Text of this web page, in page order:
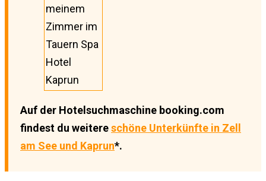
meinem
Zimmer im
Tauern Spa
Hotel
Kaprun
Auf der Hotelsuchmaschine booking.com
findest du weitereschöne Unterkünfte in Zell
am See und Kaprun*.